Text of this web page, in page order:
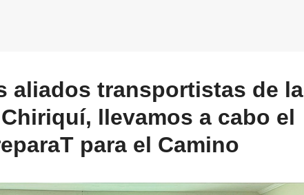
aliados transportistas de la
llevamos a cabo el
para el Camino